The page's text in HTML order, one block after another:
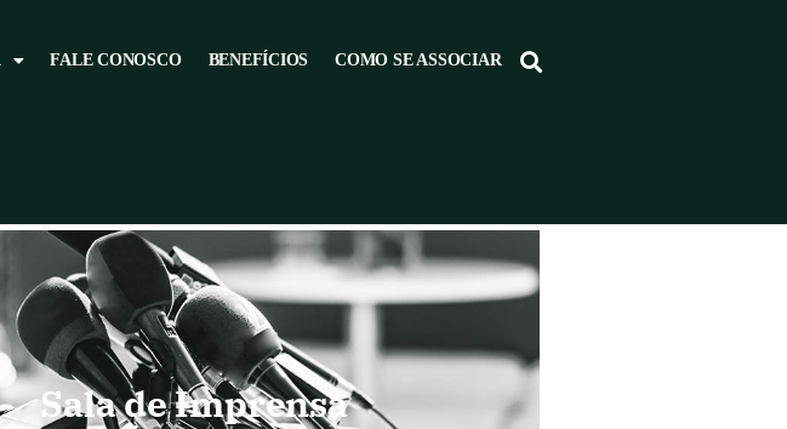
FALE CONOSCO BENEFÍCIOS COMO SE ASSOCIAR
Sala de Imprensa